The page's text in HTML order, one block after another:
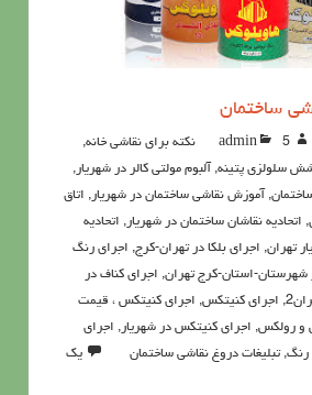
ساختمان
admin 5نکته برای نقاشی خانه
,
سلولزي پتينه, آلبوم مولتی کالر در شهریار ,
, آموزش نقاشی ساختمان در شهریار , اتاق
, اتحادیه نقاشان ساختمان در شهریار , اتحادیه
تهران, اجرای بلکا در تهران-کرج, اجرای رنگ
شهرستان-استان-کرج تهران, اجرای کناف در
, اجرای کنیتکس, اجرای کنیتکس ، قیمت
و رولكس, اجرای کنیتکس در شهریار , اجرای
رنگ,تبلیغات دروغ نقاشی ساختمان
یک